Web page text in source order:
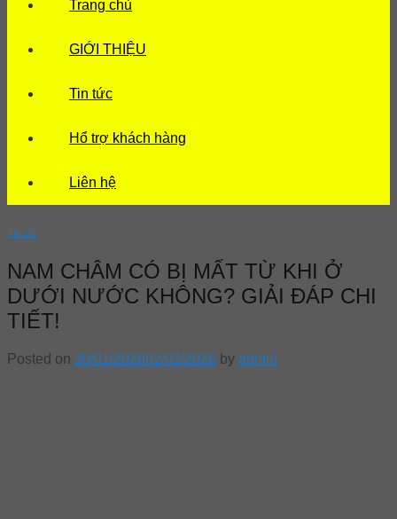
Trang chủ
GIỚI THIỆU
Tin tức
Hổ trợ khách hàng
Liên hệ
Tin tức
NAM CHÂM CÓ BỊ MẤT TỪ KHI Ở
DƯỚI NƯỚC KHÔNG? GIẢI ĐÁP CHI
TIẾT!
Posted on 20/01/202602/02/2026 by admin